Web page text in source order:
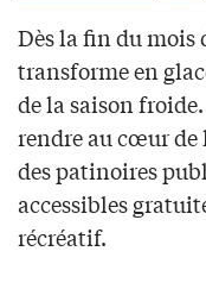
Dès la fin du mois
transforme en
de la saison
rendreau cœur de
des patinoires
accessibles
récréatif.